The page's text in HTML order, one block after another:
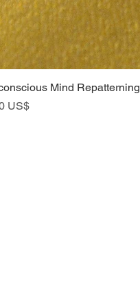
Mind Repatterning
US$